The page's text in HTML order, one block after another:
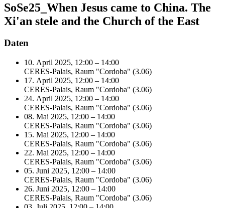
SoSe25_When Jesus came to China. The
Xi'an stele and the Church of the East
Daten
10. April 2025, 12:00 – 14:00
CERES-Palais, Raum "Cordoba" (3.06)
17. April 2025, 12:00 – 14:00
CERES-Palais, Raum "Cordoba" (3.06)
24. April 2025, 12:00 – 14:00
CERES-Palais, Raum "Cordoba" (3.06)
08. Mai 2025, 12:00 – 14:00
CERES-Palais, Raum "Cordoba" (3.06)
15. Mai 2025, 12:00 – 14:00
CERES-Palais, Raum "Cordoba" (3.06)
22. Mai 2025, 12:00 – 14:00
CERES-Palais, Raum "Cordoba" (3.06)
05. Juni 2025, 12:00 – 14:00
CERES-Palais, Raum "Cordoba" (3.06)
26. Juni 2025, 12:00 – 14:00
CERES-Palais, Raum "Cordoba" (3.06)